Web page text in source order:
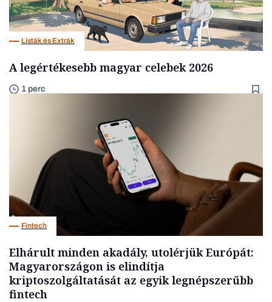
Listák és Extrák
A legértékesebb magyar celebek 2026
1 perc
Fintech
Elhárult minden akadály, utolérjük Európát:
Magyarországon is elindítja
kriptoszolgáltatását az egyik legnépszerűbb
fintech